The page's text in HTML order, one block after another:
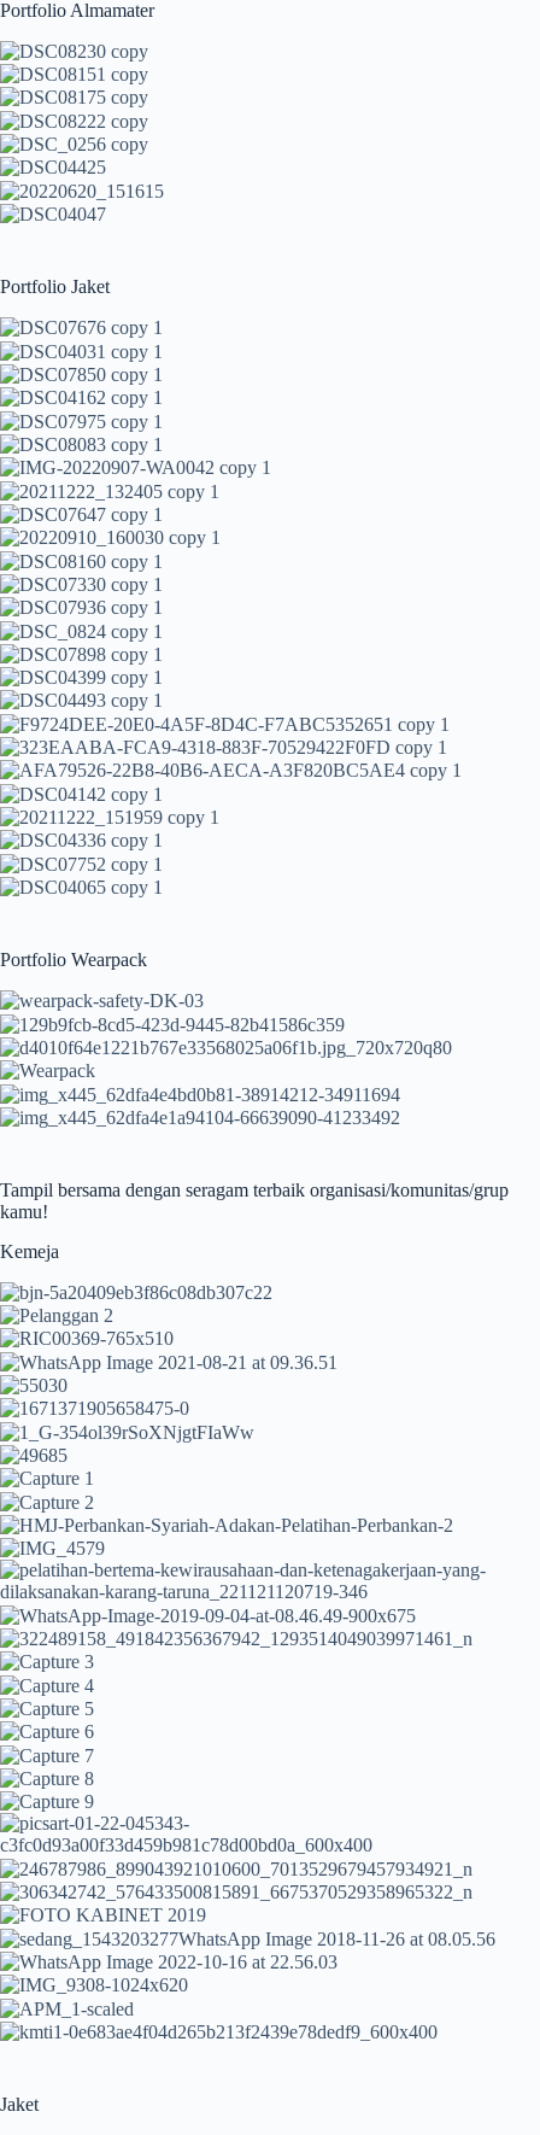
Portfolio Almamater
Portfolio Jaket
Portfolio Wearpack
Tampil bersama dengan seragam terbaik organisasi/komunitas/grup
kamu!
Kemeja
Jaket